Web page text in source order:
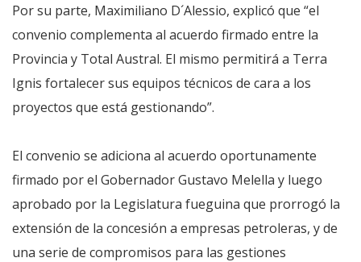
Por su parte, Maximiliano D´Alessio, explicó que “el
convenio complementa al acuerdo firmado entre la
Provincia y Total Austral. El mismo permitirá a Terra
Ignis fortalecer sus equipos técnicos de cara a los
proyectos que está gestionando”.
El convenio se adiciona al acuerdo oportunamente
firmado por el Gobernador Gustavo Melella y luego
aprobado por la Legislatura fueguina que prorrogó la
extensión de la concesión a empresas petroleras, y de
una serie de compromisos para las gestiones